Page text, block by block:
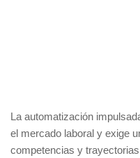
La automatización
el mercado laboral y exige
competencias y